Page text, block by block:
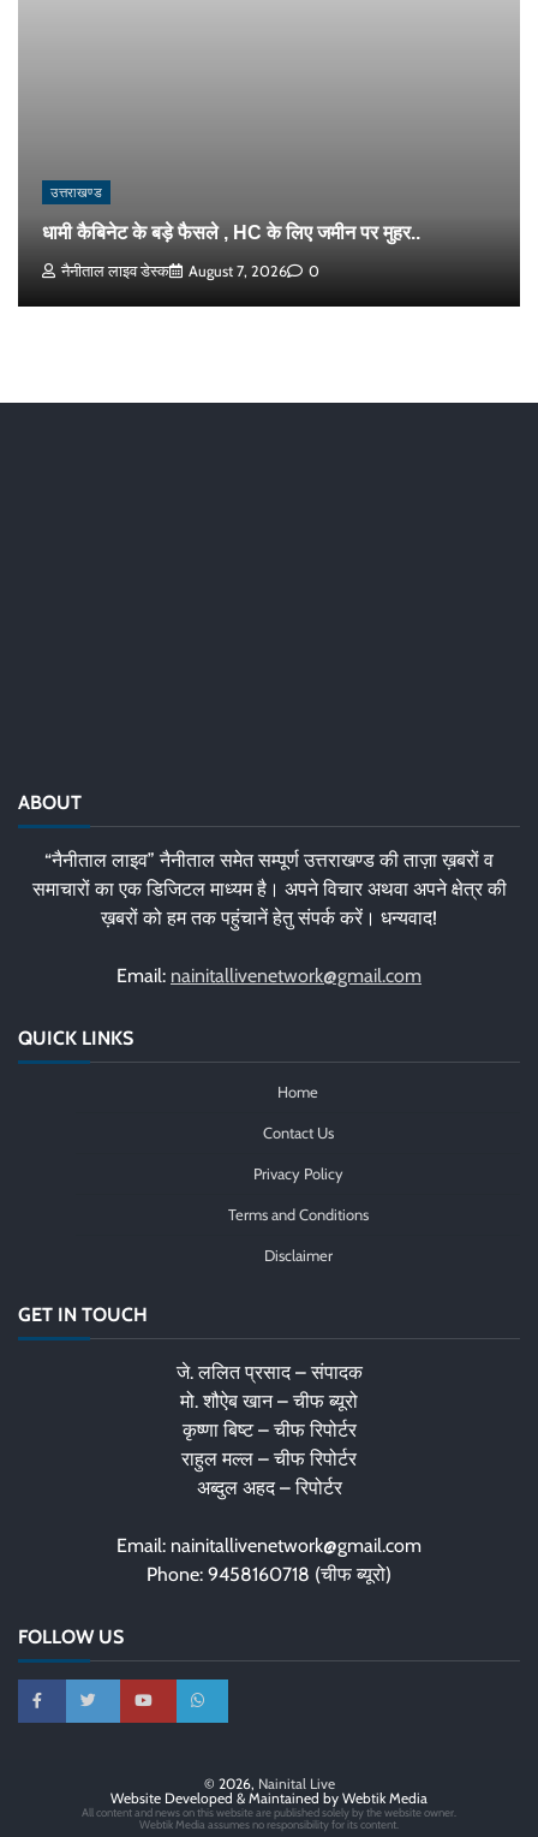
उत्तराखण्ड
धामी कैबिनेट के बड़े फैसले , HC के लिए जमीन पर मुहर..
नैनीताल लाइव डेस्क August 7, 2026 0
ABOUT
“नैनीताल लाइव” नैनीताल समेत सम्पूर्ण उत्तराखण्ड की ताज़ा ख़बरों व
समाचारों का एक डिजिटल माध्यम है। अपने विचार अथवा अपने क्षेत्र की
ख़बरों को हम तक पहुंचानें हेतु संपर्क करें। धन्यवाद!
Email: nainitallivenetwork@gmail.com
QUICK LINKS
Home
Contact Us
Privacy Policy
Terms and Conditions
Disclaimer
GET IN TOUCH
जे. ललित प्रसाद – संपादक
मो. शौऐब खान – चीफ ब्यूरो
कृष्णा बिष्ट – चीफ रिपोर्टर
राहुल मल्ल – चीफ रिपोर्टर
अब्दुल अहद – रिपोर्टर
Email: nainitallivenetwork@gmail.com
Phone: 9458160718 (चीफ ब्यूरो)
FOLLOW US
© 2026, Nainital Live
Website Developed & Maintained by Webtik Media
All content and news on this website are published solely by the website owner.
Webtik Media assumes no responsibility for its content.